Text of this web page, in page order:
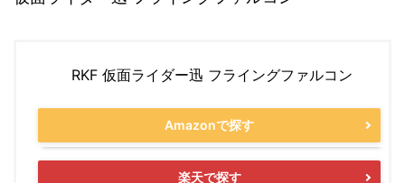
RKF 仮面ライダー迅 フライングファルコン
Amazonで探す
楽天で探す